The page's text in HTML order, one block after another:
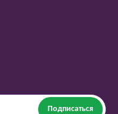
Подписаться